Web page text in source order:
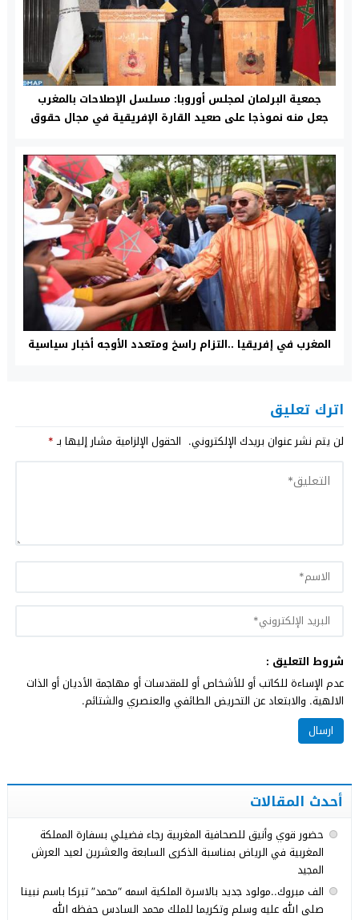
جمعية البرلمان لمجلس أوروبا: مسلسل الإصلاحات بالمغرب
جعل منه نموذجا على صعيد القارة الإفريقية في مجال حقوق
المغرب في إفريقيا ..التزام راسخ ومتعدد الأوجه أخبار سياسية
اترك تعليق
لن يتم نشر عنوان بريدك الإلكتروني. الحقول الإلزامية مشار إليها بـ*
شروط التعليق :
عدم الإساءة للكاتب أو للأشخاص أو للمقدسات أو مهاجمة الأديان أو الذات
الالهية. والابتعاد عن التحريض الطائفي والعنصري والشتائم.
أحدث المقالات
حضور قوي وأنيق للصحافية المغربية رجاء فضيلي بسفارة المملكة
المغربية في الرياض بمناسبة الذكرى السابعة والعشرين لعيد العرش
المجيد
الف مبروك..مولود جديد بالاسرة الملكية اسمه “محمد” تبركا باسم نبينا
صلى الله عليه وسلم وتكريما للملك محمد السادس حفظه الله